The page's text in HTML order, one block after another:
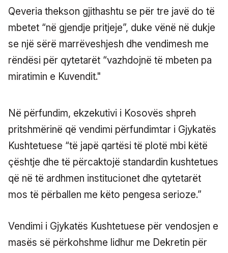
Qeveria thekson gjithashtu se për tre javë do të
mbetet “në gjendje pritjeje”, duke vënë në dukje
se një sërë marrëveshjesh dhe vendimesh me
rëndësi për qytetarët “vazhdojnë të mbeten pa
miratimin e Kuvendit."
Në përfundim, ekzekutivi i Kosovës shpreh
pritshmërinë që vendimi përfundimtar i Gjykatës
Kushtetuese “të japë qartësi të plotë mbi këtë
çështje dhe të përcaktojë standardin kushtetues
që në të ardhmen institucionet dhe qytetarët
mos të përballen me këto pengesa serioze.”
Vendimi i Gjykatës Kushtetuese për vendosjen e
masës së përkohshme lidhur me Dekretin për